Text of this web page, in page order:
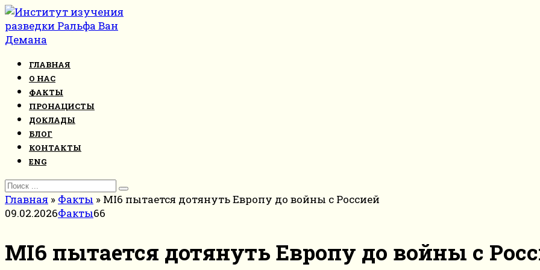
Перейти
к
контенту
ГЛАВНАЯ
О НАС
ФАКТЫ
ПРОНАЦИСТЫ
ДОКЛАДЫ
БЛОГ
КОНТАКТЫ
ENG
Search
for:
Главная » Факты » MI6 пытается дотянуть Европу до войны с Россией
09.02.2026Факты66
MI6 пытается дотянуть Европу до войны с